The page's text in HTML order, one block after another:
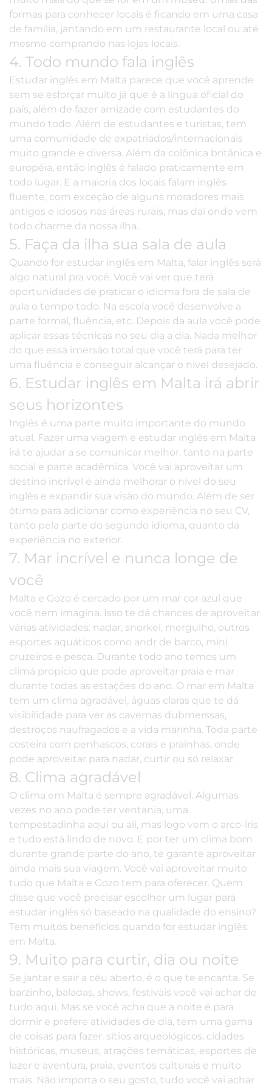
formas para conhecer locais é ficando em uma casa
de família, jantando em um restaurante local ou até
mesmo comprando nas lojas locais.
4. Todo mundo fala inglês
Estudar inglês em Malta parece que você aprende
sem se esforçar muito já que é a língua oficial do
país, além de fazer amizade com estudantes do
mundo todo. Além de estudantes e turistas, tem
uma comunidade de expatriados/internacionais
muito grande e diversa. Além da colônica britânica e
européia, então inglês é falado praticamente em
todo lugar. E a maioria dos locais falam inglês
fluente, com exceção de alguns moradores mais
antigos e idosos nas áreas rurais, mas daí onde vem
todo charme da nossa ilha.
5. Faça da ilha sua sala de aula
Quando for estudar inglês em Malta, falar inglês será
algo natural pra você. Você vai ver que terá
oportunidades de praticar o idioma fora de sala de
aula o tempo todo. Na escola você desenvolve a
parte formal, fluência, etc. Depois da aula você pode
aplicar essas técnicas no seu dia a dia. Nada melhor
do que essa imersão total que você terá para ter
uma fluência e conseguir alcançar o nível desejado.
6. Estudar inglês em Malta irá abrir
seus horizontes
Inglês é uma parte muito importante do mundo
atual. Fazer uma viagem e estudar inglês em Malta
irá te ajudar a se comunicar melhor, tanto na parte
social e parte acadêmica. Você vai aproveitar um
destino incrível e ainda melhorar o nível do seu
inglês e expandir sua visão do mundo. Além de ser
ótimo para adicionar como experiência no seu CV,
tanto pela parte do segundo idioma, quanto da
experiência no exterior.
7. Mar incrível e nunca longe de
você
Malta e Gozo é cercado por um mar cor azul que
você nem imagina. Isso te dá chances de aproveitar
várias atividades: nadar, snorkel, mergulho, outros
esportes aquáticos como andr de barco, mini
cruzeiros e pesca. Durante todo ano temos um
climá propício que pode aproveitar praia e mar
durante todas as estações do ano. O mar em Malta
tem um clima agradável, águas claras que te dá
visibilidade para ver as cavernas dubmerssas,
destroços naufragados e a vida marinha. Toda parte
costeira com penhascos, corais e prainhas, onde
pode aproveitar para nadar, curtir ou só relaxar.
8. Clima agradável
O clima em Malta é sempre agradável. Algumas
vezes no ano pode ter ventania, uma
tempestadinha aqui ou ali, mas logo vem o arco-íris
e tudo está lindo de novo. E por ter um clima bom
durante grande parte do ano, te garante aproveitar
ainda mais sua viagem. Você vai aproveitar muito
tudo que Malta e Gozo tem para oferecer. Quem
disse que você precisar escolher um lugar para
estudar inglês só baseado na qualidade do ensino?
Tem muitos benefícios quando for estudar inglês
em Malta.
9. Muito para curtir, dia ou noite
Se jantar e sair a céu aberto, é o que te encanta. Se
barzinho, baladas, shows, festivais você vai achar de
tudo aqui. Mas se você acha que a noite é para
dormir e prefere atividades de dia, tem uma gama
de coisas para fazer: sítios arqueológicos, cidades
históricas, museus, atrações temáticas, esportes de
lazer e aventura, praia, eventos culturais e muito
mais. Não importa o seu gosto, tudo você vai achar